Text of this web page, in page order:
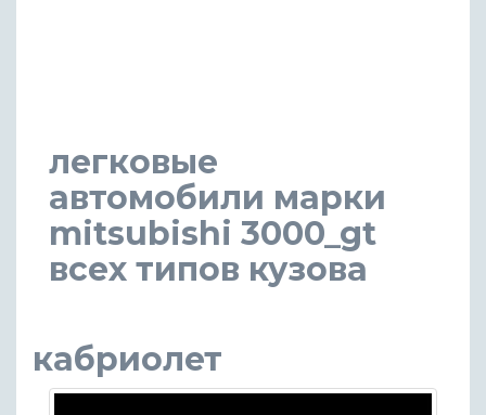
легковые
автомобили марки
mitsubishi 3000_gt
всех типов кузова
кабриолет